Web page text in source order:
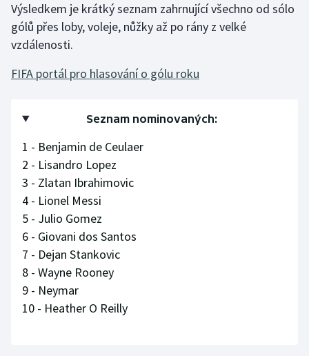
Házená
Jezdectví
Judo
Krasobruslení
Lezení
Lyže a snowboard
Moderní pětiboj
Olympijské hry
Parasport
Výsledkem je krátký seznam zahrnující všechno od sólo
gólů přes loby, voleje, nůžky až po rány z velké
vzdálenosti.
FIFA portál pro hlasování o gólu roku
Seznam nominovaných:
1 - Benjamin de Ceulaer
2 - Lisandro Lopez
3 - Zlatan Ibrahimovic
4 - Lionel Messi
5 - Julio Gomez
6 - Giovani dos Santos
7 - Dejan Stankovic
8 - Wayne Rooney
9 - Neymar
10 - Heather O Reilly